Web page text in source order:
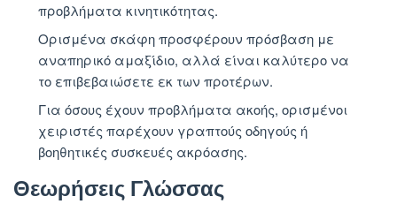
προβλήματα κινητικότητας.
Ορισμένα σκάφη προσφέρουν πρόσβαση με
αναπηρικό αμαξίδιο, αλλά είναι καλύτερο να
το επιβεβαιώσετε εκ των προτέρων.
Για όσους έχουν προβλήματα ακοής, ορισμένοι
χειριστές παρέχουν γραπτούς οδηγούς ή
βοηθητικές συσκευές ακρόασης.
Θεωρήσεις Γλώσσας